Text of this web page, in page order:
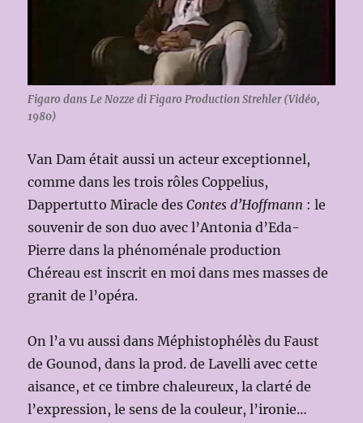
Figaro dans Le Nozze di Figaro Production Strehler (Vidéo,
1980)
Van Dam était aussi un acteur exceptionnel,
comme dans les trois rôles Coppelius,
Dappertutto Miracle desContes d’Hoffmann : le
souvenir de son duo avec l’Antonia d’Eda-
Pierre dans la phénoménale production
Chéreau est inscrit en moi dans mes masses de
granit de l’opéra.
On l’a vu aussi dans Méphistophélès du Faust
de Gounod, dans la prod. de Lavelli avec cette
aisance, et ce timbre chaleureux, la clarté de
l’expression, le sens de la couleur, l’ironie…